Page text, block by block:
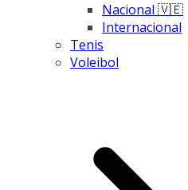
Nacional 🇻🇪
Internacional
Tenis
Voleibol